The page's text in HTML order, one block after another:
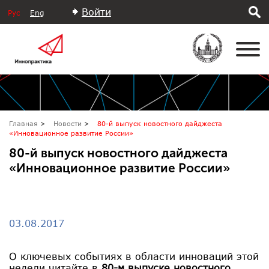
Рус Eng Войти
Главная Новости
80-й выпуск новостного дайджеста
«Инновационное развитие России»
80-й выпуск новостного дайджеста
«Инновационное развитие России»
03.08.2017
О ключевых событиях в области инноваций этой